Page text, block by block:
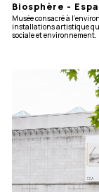
Biosphère -
Musée consacré à
installations artistique
sociale et environnement.